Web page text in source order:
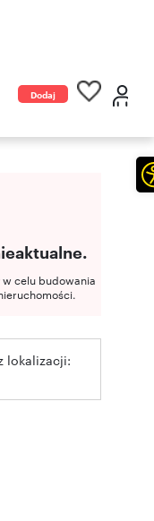
Dodaj
celu budowania
lokalizacji: